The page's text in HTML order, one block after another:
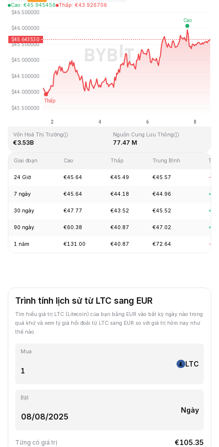
Cao: €45.945456 Thấp: €43.926706
Cập Nhật Lần Cuối: 2026-08-08, 14:30 GMT+0
Mức cao nhất mọi thời đại
Vốn Hoá Thị Trường
€3.53B
Nguồn Cung Lưu Thông
77.47 M
Giai đoạn Cao Thấp Trung Bình
24 Giờ €45.64 €45.49 €45.57 -
7 ngày €45.64 €44.18 €44.96
30 ngày €47.77 €43.52 €45.52
90 ngày €60.38 €40.87 €47.02
1 năm €131.00 €40.87 €72.64 -
Trình tính lịch sử từ LTC sang EUR
Tìm hiểu giá trị LTC (Litecoin) của bạn bằng EUR vào bất kỳ ngày nào trong
quá khứ và xem tỷ giá hối đoái từ LTC sang EUR so với giá trị hôm nay như
thế nào.
Mua
LTC
Bật
Ngày
Từng có giá trị €105.35